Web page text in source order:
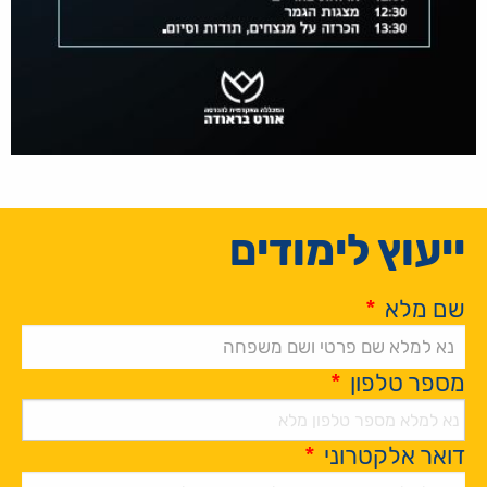
ייעוץ לימודים
שם מלא *
מספר טלפון *
דואר אלקטרוני *